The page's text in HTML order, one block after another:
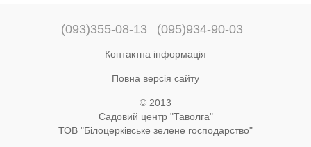
(093)355-08-13 (095)934-90-03
Контактна інформація
Повна версія сайту
© 2013
Садовий центр "Таволга"
ТОВ "Білоцерківське зелене господарство"